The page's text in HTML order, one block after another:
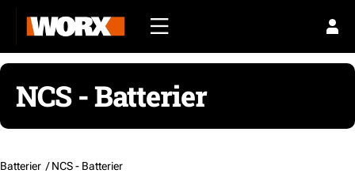
NCS - Batterier
Batterier /NCS - Batterier